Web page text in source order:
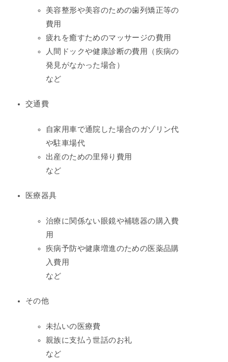
美容整形や美容のための歯列矯正等の
費用
疲れを癒すためのマッサージの費用
人間ドックや健康診断の費用（疾病の
発見がなかった場合）
など
交通費
自家用車で通院した場合のガゾリン代
や駐車場代
出産のための里帰り費用
など
医療器具
治療に関係ない眼鏡や補聴器の購入費
用
疾病予防や健康増進のための医薬品購
入費用
など
その他
未払いの医療費
親族に支払う世話のお礼
など